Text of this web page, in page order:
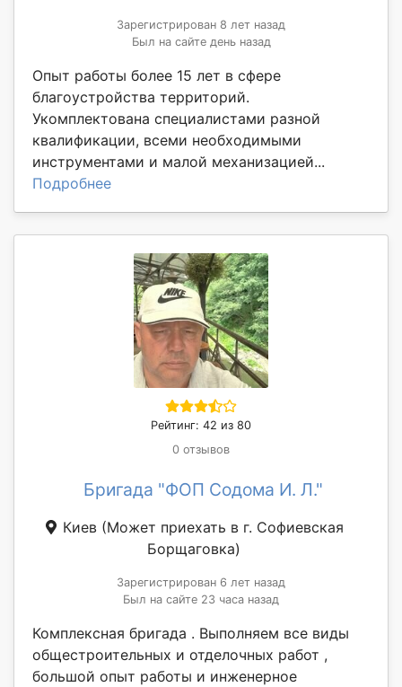
Зарегистрирован 8 лет назад
Был на сайте день назад
Опыт работы более 15 лет в сфере
благоустройства территорий.
Укомплектована специалистами разной
квалификации, всеми необходимыми
инструментами и малой механизацией...
Подробнее
Рейтинг: 42 из 80
0 отзывов
Бригада "ФОП Содома И. Л."
Киев (Может приехать в г. Софиевская
Борщаговка)
Зарегистрирован 6 лет назад
Был на сайте 23 часа назад
Комплексная бригада . Выполняем все виды
общестроительных и отделочных работ ,
большой опыт работы и инженерное